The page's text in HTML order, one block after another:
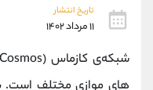
تاریخ انتشار
۱۱ مرداد ۱۴۰۲
اطلاعات تماس (دفتر فروش)
تلفن